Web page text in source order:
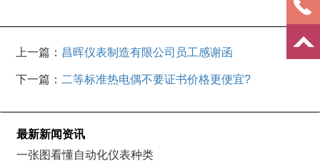
上一篇： 昌晖仪表制造有限公司员工感谢函
下一篇： 二等标准热电偶不要证书价格更便宜?
最新新闻资讯
一张图看懂自动化仪表种类